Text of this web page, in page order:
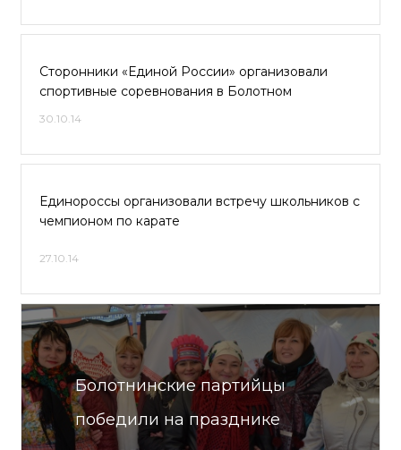
Сторонники «Единой России» организовали
спортивные соревнования в Болотном
30.10.14
Единороссы организовали встречу школьников с
чемпионом по карате
27.10.14
Болотнинские партийцы
победили на празднике